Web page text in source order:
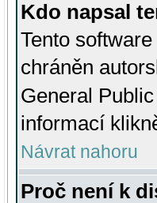
Kdo napsal
Tento
chráněn
General
informací
Návrat nahoru
Proč není k